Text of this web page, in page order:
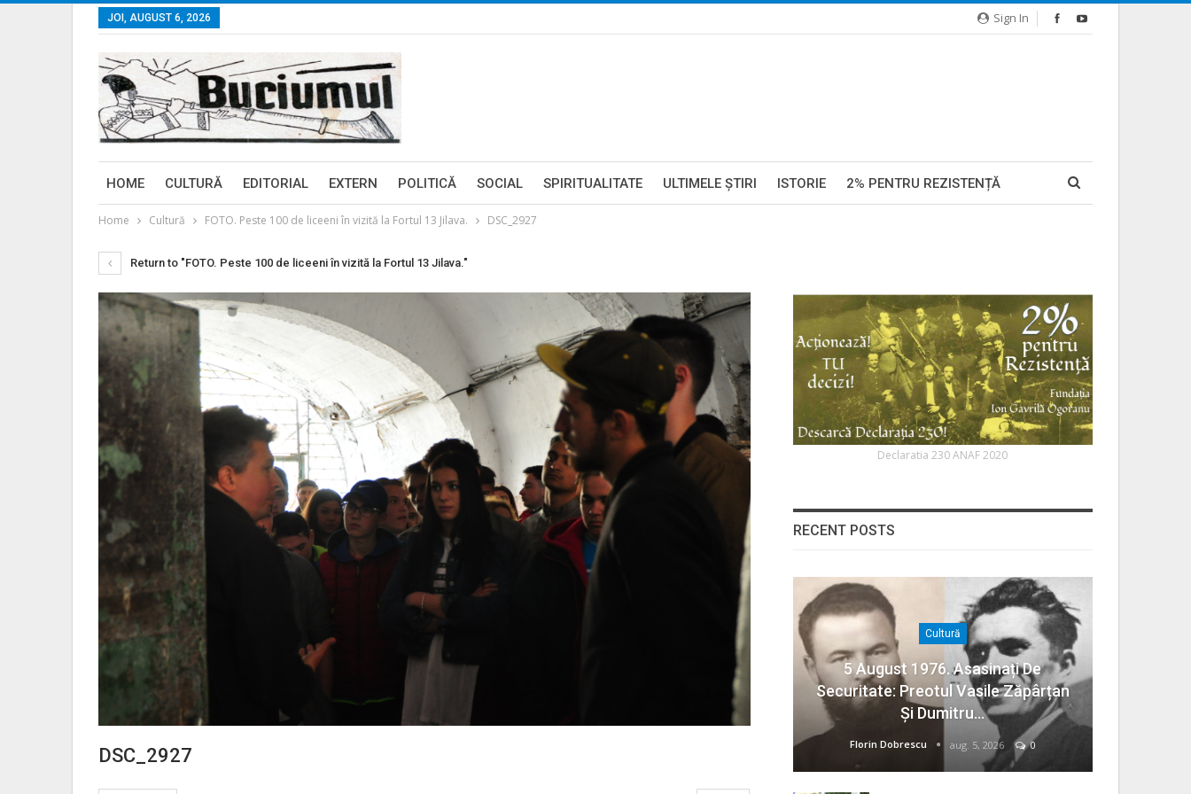
Sign In
JOI, AUGUST 6, 2026
HOME CULTURĂ EDITORIAL EXTERN POLITICĂ SOCIAL SPIRITUALITATE ULTIMELE ŞTIRI ISTORIE 2% PENTRU REZISTENȚĂ
Home Cultură FOTO. Peste 100 de liceeni în vizită la Fortul 13 Jilava. DSC_2927
Return to "FOTO. Peste 100 de liceeni în vizită la Fortul 13 Jilava."
DSC_2927
Declaratia 230 ANAF 2020
RECENT POSTS
Cultură
5 August 1976. Asasinați De
Securitate: Preotul Vasile Zăpârțan
Și Dumitru…
Florin Dobrescu aug. 5, 2026 0